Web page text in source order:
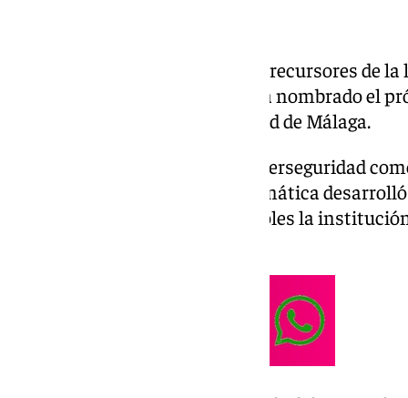
Bernardo Quintero, uno de los precursores de la
de seguridad de la empresa, será nombrado el
‘honoris causa’ de la Universidad de Málaga.
El interés de Quintero por la ciberseguridad
estudiante de primero de Informática
según ha destacado este miércoles la